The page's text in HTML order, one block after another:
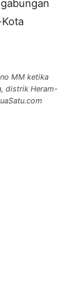
MM ketika
distrik Heram-